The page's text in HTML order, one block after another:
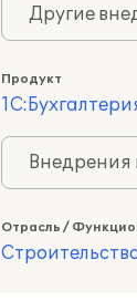
Другие
Продукт
Внедрения
Отрасль /